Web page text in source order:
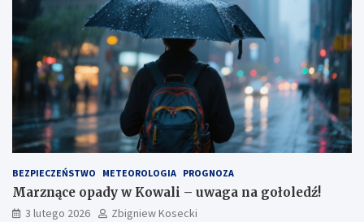
BEZPIECZEŃSTWO METEOROLOGIA PROGNOZA
Marznące opady w Kowali – uwaga na gołoledź!
3 lutego 2026
Zbigniew Kosecki